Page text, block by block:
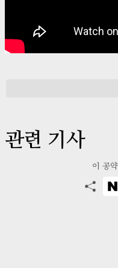
관련 기사
이 공